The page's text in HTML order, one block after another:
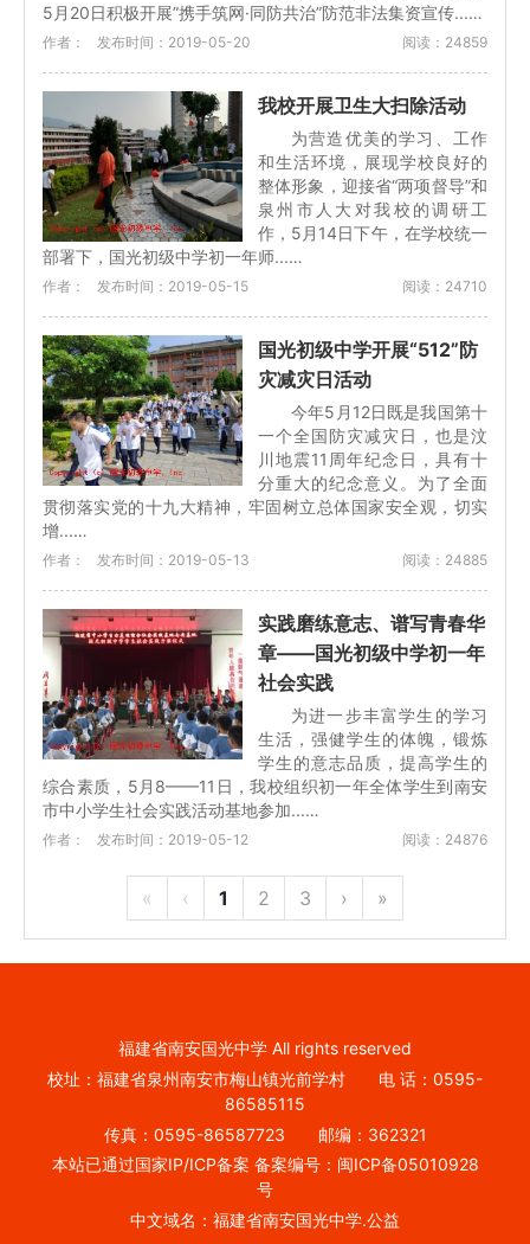
5月20日积极开展”携手筑网·同防共治”防范非法集资宣传...…
作者： 发布时间：2019-05-20 阅读：24859
我校开展卫生大扫除活动
为营造优美的学习、工作
和生活环境，展现学校良好的
整体形象，迎接省“两项督导”和
泉州市人大对我校的调研工
作，5月14日下午，在学校统一
部署下，国光初级中学初一年师...…
作者： 发布时间：2019-05-15 阅读：24710
国光初级中学开展“512”防
灾减灾日活动
今年5月12日既是我国第十
一个全国防灾减灾日，也是汶
川地震11周年纪念日，具有十
分重大的纪念意义。为了全面
贯彻落实党的十九大精神，牢固树立总体国家安全观，切实
增...…
作者： 发布时间：2019-05-13 阅读：24885
实践磨练意志、谱写青春华
章——国光初级中学初一年
社会实践
为进一步丰富学生的学习
生活，强健学生的体魄，锻炼
学生的意志品质，提高学生的
综合素质，5月8——11日，我校组织初一年全体学生到南安
市中小学生社会实践活动基地参加...…
作者： 发布时间：2019-05-12 阅读：24876
« ‹ 1 2 3 › »
福建省南安国光中学 All rights reserved
校址：福建省泉州南安市梅山镇光前学村 电 话：0595-
86585115
传真：0595-86587723 邮编：362321
本站已通过国家IP/ICP备案 备案编号：闽ICP备05010928
号
中文域名：福建省南安国光中学.公益